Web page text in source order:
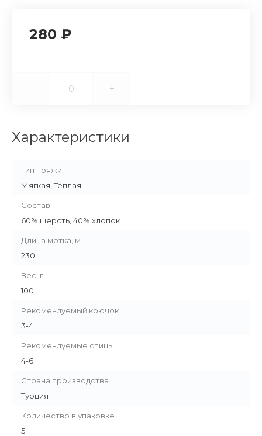
280 ₽
- +
Характеристики
Тип пряжи
Мягкая, Теплая
Состав
60% шерсть, 40% хлопок
Длина мотка, м
230
Вес, г
100
Рекомендуемый крючок
3-4
Рекомендуемые спицы
4-6
Страна производства
Турция
Количество в упаковке
5